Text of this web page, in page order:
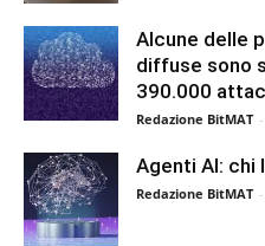
Alcune delle
diffuse sono
390.000
Redazione BitMAT -
Agenti AI: chi
Redazione BitMAT -